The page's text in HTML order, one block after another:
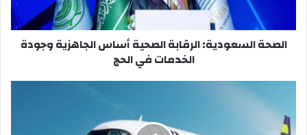
في
الحجالصحة السعودية: الرقابة الصحية أساس الجاهزية وجودة
الخدمات في الحج
الناقل
الاقتصادي